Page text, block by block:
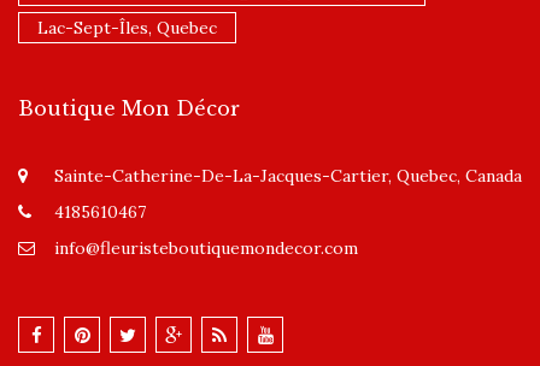
Lac-Sept-Îles, Quebec
Boutique Mon Décor
Sainte-Catherine-De-La-Jacques-Cartier, Quebec, Canada
4185610467
info@fleuristeboutiquemondecor.com